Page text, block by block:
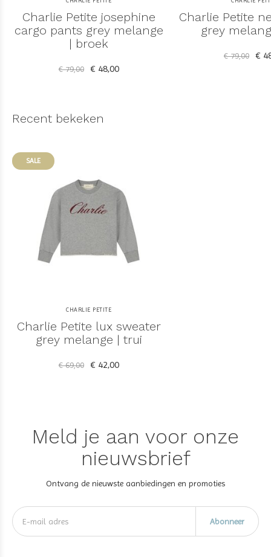
Charlie Petite josephine
cargo pants grey melange
| broek
€ 79,00 € 48,00
Charlie Petite
grey
€ 79,00 €
Recent bekeken
SALE
CHARLIE PETITE
Charlie Petite lux sweater
grey melange | trui
€ 69,00 € 42,00
Meld je aan voor onze
nieuwsbrief
Ontvang de nieuwste aanbiedingen en promoties
Abonneer